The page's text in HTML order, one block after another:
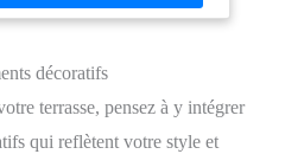
sans effort CONFORT
textilène respirant, à séchage rapide
extérieur TABLE ELEGANTE EN
: La table et chaises de jardin inclut
décoratifs
terrasse, pensez à y intégrer
qui reflètent votre style et